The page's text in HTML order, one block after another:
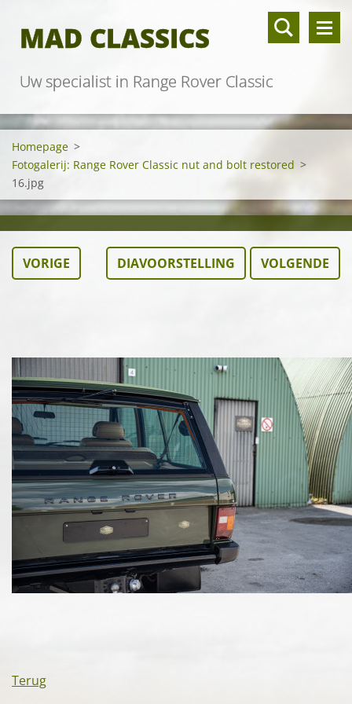
MAD CLASSICS
Uw specialist in Range Rover Classic
Homepage >
Fotogalerij: Range Rover Classic nut and bolt restored >
16.jpg
VORIGE DIAVOORSTELLING VOLGENDE
Terug